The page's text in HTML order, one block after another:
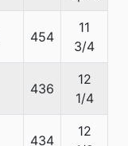
454
11
3/4
436
12
1/4
434
12